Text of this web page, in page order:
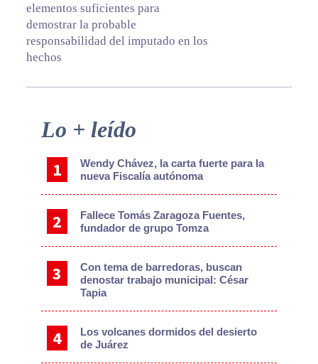
elementos suficientes para
demostrar la probable
responsabilidad del imputado en los
hechos
Primary
Sidebar
Lo + leído
Wendy Chávez, la carta fuerte para la
nueva Fiscalía autónoma
Fallece Tomás Zaragoza Fuentes,
fundador de grupo Tomza
Con tema de barredoras, buscan
denostar trabajo municipal: César
Tapia
Los volcanes dormidos del desierto
de Juárez